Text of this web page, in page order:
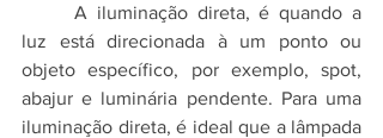
luz está direcionada à um ponto ou
objeto específico, por exemplo, spot,
abajur e luminária pendente. Para uma
iluminação direta, é ideal que a lâmpada